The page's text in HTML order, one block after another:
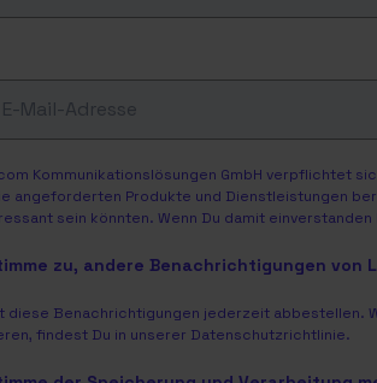
Kommunikationslösungen GmbH verpflichtet
angeforderten Produkte und Dienstleistungen
sein könnten. Wenn Du damit
zu, andere Benachrichtigungen von
diese Benachrichtigungen jederzeit abbestellen.
findest Du in unserer Datenschutzrichtlinie.